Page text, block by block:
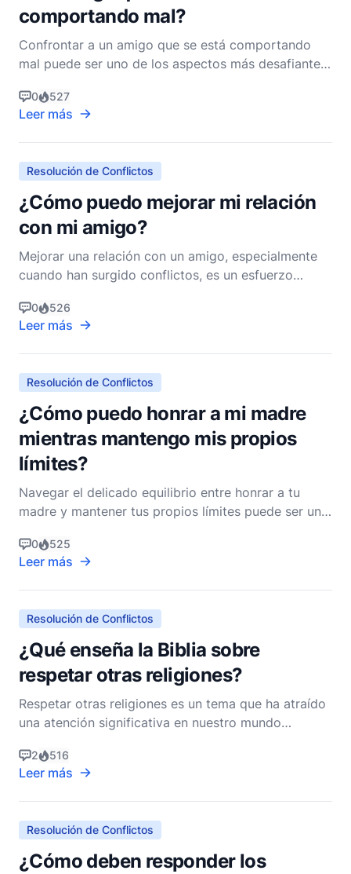
comportando mal?
Confrontar a un amigo que se está comportando
mal puede ser uno de los aspectos más desafiantes
Dios. La Biblia, sin embargo, proporciona una gran
cantidad de sabiduría y orientación sobre cómo
abordar tales situaciones con amor, humildad y un
deseo d
0 527
Leer más
Resolución de Conflictos
¿Cómo puedo mejorar mi relación
con mi amigo?
Mejorar una relación con un amigo, especialmente
cuando han surgido conflictos, es un esfuerzo
Como pastor cristiano no denominacional, creo que
los principios encontrados en la Biblia proporcionan
un marco rico y transformador para navegar y sanar
relac
0 526
Leer más
Resolución de Conflictos
¿Cómo puedo honrar a mi madre
mientras mantengo mis propios
límites?
Navegar el delicado equilibrio entre honrar a tu
madre y mantener tus propios límites puede ser un
gratificante. Como cristianos, estamos llamados a
honrar a nuestros padres, como se indica en los
Diez Mandamientos: "Honra a tu padre y a tu madre,
para que viva
0 525
Leer más
Resolución de Conflictos
¿Qué enseña la Biblia sobre
respetar otras religiones?
Respetar otras religiones es un tema que ha atraído
una atención significativa en nuestro mundo
estamos llamados a navegar este asunto con
verdad y gracia, encarnando el amor de Cristo
mientras mantenemos firmes nuestras convicciones.
La Biblia proporcio
2 516
Leer más
Resolución de Conflictos
¿Cómo deben responder los